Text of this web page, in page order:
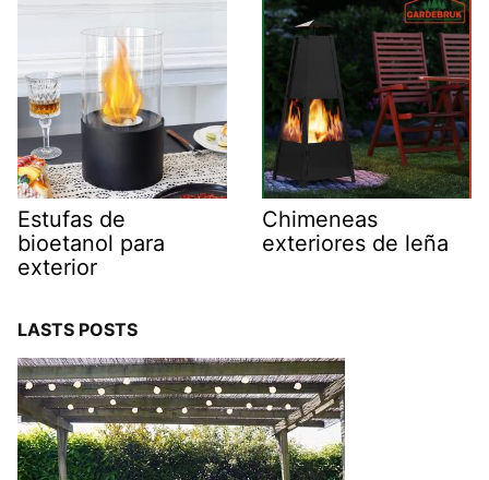
Estufas de
bioetanol para
exterior
Chimeneas
exteriores de leña
LASTS POSTS